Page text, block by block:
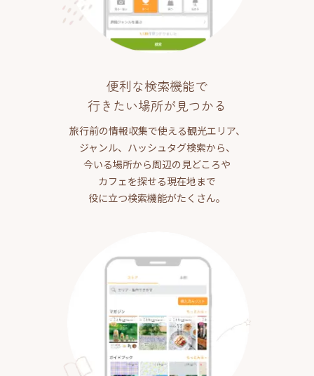
便利な検索機能で
行きたい場所が見つかる
旅行前の情報収集で使える観光エリア、
ジャンル、ハッシュタグ検索から、
今いる場所から周辺の見どころや
カフェを探せる現在地まで
役に立つ検索機能がたくさん。